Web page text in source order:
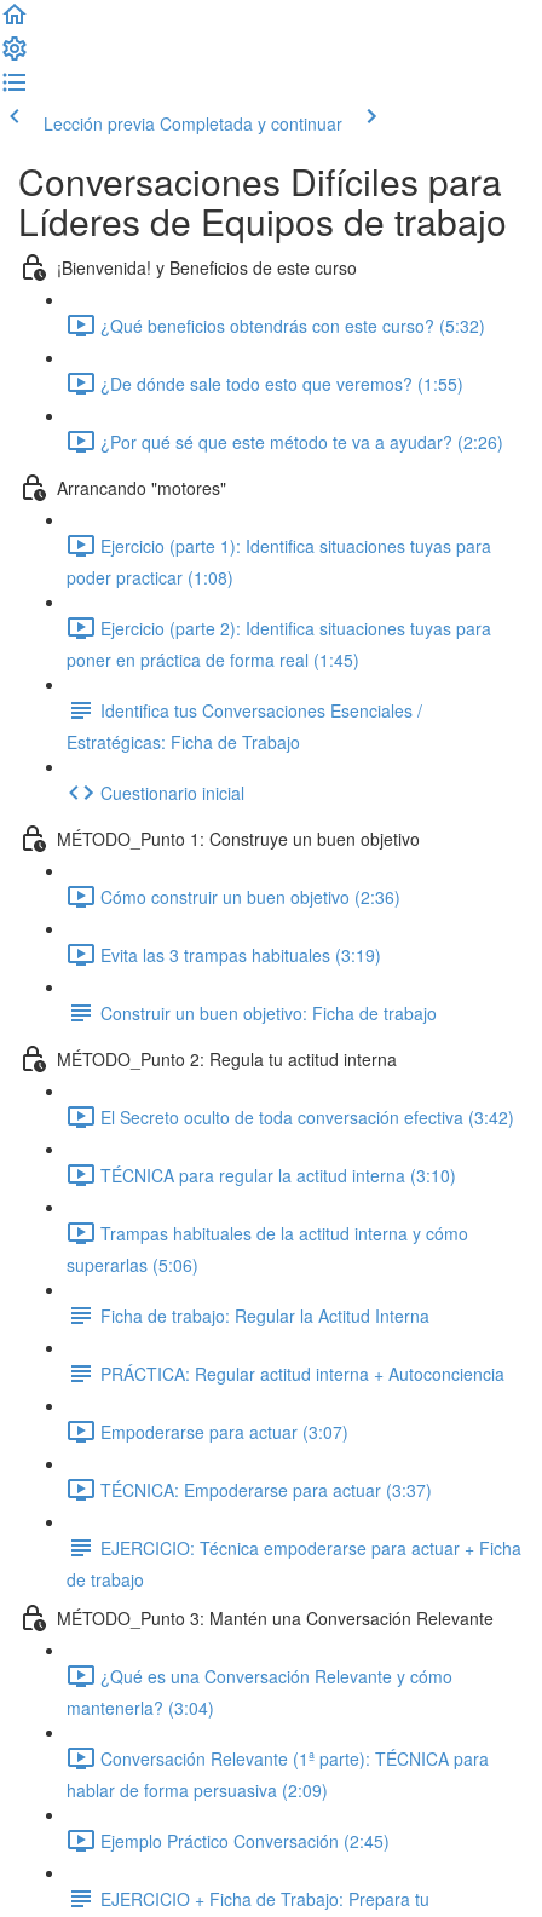
Lección previa Completada y continuar
Conversaciones Difíciles para
Líderes de Equipos de trabajo
¡Bienvenida! y Beneficios de este curso
¿Qué beneficios obtendrás con este curso? (5:32)
¿De dónde sale todo esto que veremos? (1:55)
¿Por qué sé que este método te va a ayudar? (2:26)
Arrancando "motores"
Ejercicio (parte 1): Identifica situaciones tuyas para
poder practicar (1:08)
Ejercicio (parte 2): Identifica situaciones tuyas para
poner en práctica de forma real (1:45)
Identifica tus Conversaciones Esenciales /
Estratégicas: Ficha de Trabajo
Cuestionario inicial
MÉTODO_Punto 1: Construye un buen objetivo
Cómo construir un buen objetivo (2:36)
Evita las 3 trampas habituales (3:19)
Construir un buen objetivo: Ficha de trabajo
MÉTODO_Punto 2: Regula tu actitud interna
El Secreto oculto de toda conversación efectiva (3:42)
TÉCNICA para regular la actitud interna (3:10)
Trampas habituales de la actitud interna y cómo
superarlas (5:06)
Ficha de trabajo: Regular la Actitud Interna
PRÁCTICA: Regular actitud interna + Autoconciencia
Empoderarse para actuar (3:07)
TÉCNICA: Empoderarse para actuar (3:37)
EJERCICIO: Técnica empoderarse para actuar + Ficha
de trabajo
MÉTODO_Punto 3: Mantén una Conversación Relevante
¿Qué es una Conversación Relevante y cómo
mantenerla? (3:04)
Conversación Relevante (1ª parte): TÉCNICA para
hablar de forma persuasiva (2:09)
Ejemplo Práctico Conversación (2:45)
EJERCICIO + Ficha de Trabajo: Prepara tu